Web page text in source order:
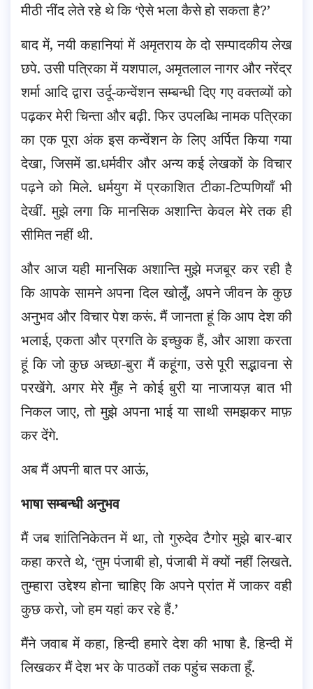
मीठी नींद लेते रहे थे कि ‘ऐसे भला कैसे हो सकता है?’
बाद में, नयी कहानियां में अमृतराय के दो सम्पादकीय लेख
छपे. उसी पत्रिका में यशपाल, अमृतलाल नागर और नरेंद्र
शर्मा आदि द्वारा उर्दू-कन्वेंशन सम्बन्धी दिए गए वक्तव्यों को
पढ़कर मेरी चिन्ता और बढ़ी. फिर उपलब्धि नामक पत्रिका
का एक पूरा अंक इस कन्वेंशन के लिए अर्पित किया गया
देखा, जिसमें डा.धर्मवीर और अन्य कई लेखकों के विचार
पढ़ने को मिले. धर्मयुग में प्रकाशित टीका-टिप्पणियाँ भी
देखीं. मुझे लगा कि मानसिक अशान्ति केवल मेरे तक ही
सीमित नहीं थी.
और आज यही मानसिक अशान्ति मुझे मजबूर कर रही है
कि आपके सामने अपना दिल खोलूँ, अपने जीवन के कुछ
अनुभव और विचार पेश करूं. मैं जानता हूं कि आप देश की
भलाई, एकता और प्रगति के इच्छुक हैं, और आशा करता
हूं कि जो कुछ अच्छा-बुरा मैं कहूंगा, उसे पूरी सद्भावना से
परखेंगे. अगर मेरे मुँह ने कोई बुरी या नाजायज़ बात भी
निकल जाए, तो मुझे अपना भाई या साथी समझकर माफ़
कर देंगे.
अब मैं अपनी बात पर आऊं,
भाषा सम्बन्धी अनुभव
मैं जब शांतिनिकेतन में था, तो गुरुदेव टैगोर मुझे बार-बार
कहा करते थे, ‘तुम पंजाबी हो, पंजाबी में क्यों नहीं लिखते.
तुम्हारा उद्देश्य होना चाहिए कि अपने प्रांत में जाकर वही
कुछ करो, जो हम यहां कर रहे हैं.’
मैंने जवाब में कहा, हिन्दी हमारे देश की भाषा है. हिन्दी में
लिखकर मैं देश भर के पाठकों तक पहुंच सकता हूँ.